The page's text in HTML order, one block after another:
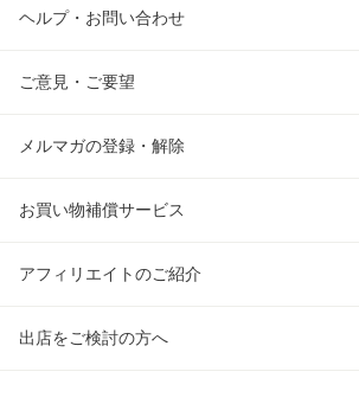
ヘルプ・お問い合わせ
ご意見・ご要望
メルマガの登録・解除
お買い物補償サービス
アフィリエイトのご紹介
出店をご検討の方へ